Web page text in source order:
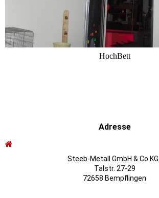
HochBett
Adresse
Steeb-Metall GmbH & Co.KG
Talstr. 27-29
72658 Bempflingen